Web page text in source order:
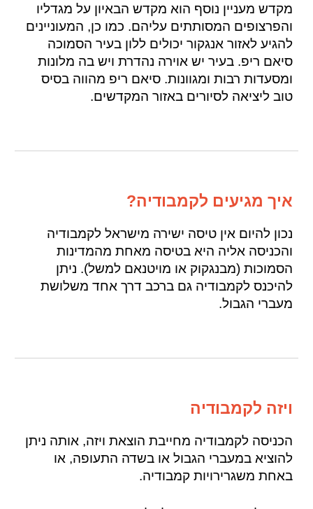
מקדש מעניין נוסף הוא מקדש הבאיון על מגדליו
והפרצופים המסותתים עליהם. כמו כן, המעוניינים
להגיע לאזור אנגקור יכולים ללון בעיר הסמוכה
סיאם ריפ. בעיר יש אוירה נהדרת ויש בה מלונות
ומסעדות רבות ומגוונות. סיאם ריפ מהווה בסיס
טוב ליציאה לסיורים באזור המקדשים.
איך מגיעים לקמבודיה?
נכון להיום אין טיסה ישירה מישראל לקמבודיה
והכניסה אליה היא בטיסה מאחת מהמדינות
הסמוכות (מבנגקוק או מויטנאם למשל). ניתן
להיכנס לקמבודיה גם ברכב דרך אחד משלושת
מעברי הגבול.
ויזה לקמבודיה
הכניסה לקמבודיה מחייבת הוצאת ויזה, אותה ניתן
להוציא במעברי הגבול או בשדה התעופה, או
באחת משגרירויות קמבודיה.